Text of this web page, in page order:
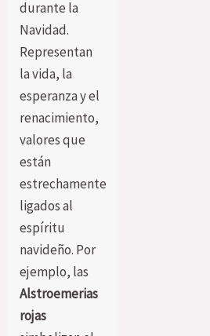
durante la
Navidad.
Representan
la vida, la
esperanza y el
renacimiento,
valores que
están
estrechamente
ligados al
espíritu
navideño. Por
ejemplo, las
Alstroemerias
rojas